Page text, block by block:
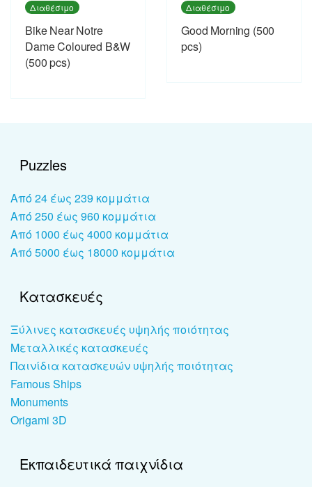
Διαθέσιμο
Bike Near Notre
Dame Coloured B&W
(500 pcs)
Διαθέσιμο
Good Morning (500
pcs)
Puzzles
Από 24 έως 239 κομμάτια
Από 250 έως 960 κομμάτια
Από 1000 έως 4000 κομμάτια
Από 5000 έως 18000 κομμάτια
Κατασκευές
Ξύλινες κατασκευές υψηλής ποιότητας
Μεταλλικές κατασκευές
Παινίδια κατασκευών υψηλής ποιότητας
Famous Ships
Monuments
Origami 3D
Εκπαιδευτικά παιχνίδια